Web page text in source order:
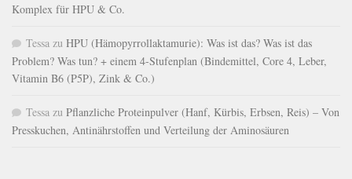
Komplex für HPU & Co.
Tessa zu HPU (Hämopyrrollaktamurie): Was ist das? Was ist das
Problem? Was tun? + einem 4-Stufenplan (Bindemittel, Core 4, Leber,
Vitamin B6 (P5P), Zink & Co.)
Tessa zu Pflanzliche Proteinpulver (Hanf, Kürbis, Erbsen, Reis) – Von
Presskuchen, Antinährstoffen und Verteilung der Aminosäuren